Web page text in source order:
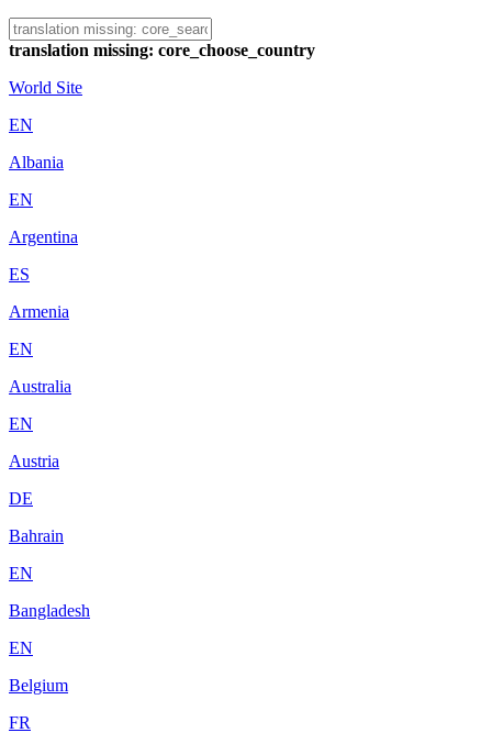
translation missing: core_choose_country
World Site
EN
Albania
EN
Argentina
ES
Armenia
EN
Australia
EN
Austria
DE
Bahrain
EN
Bangladesh
EN
Belgium
FR